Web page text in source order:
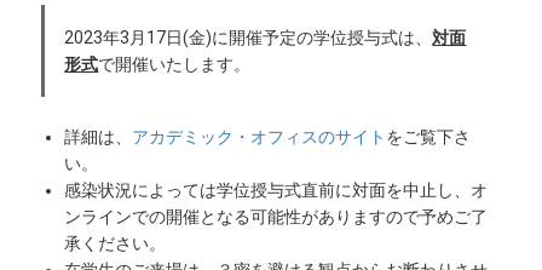
2023年3月17日(金)に開催予定の学位授与式は、対面
形式で開催いたします。
詳細は、 アカデミック・オフィスのサイト をご覧下さ
い。
感染状況によっては学位授与式直前に対面を中止し、オ
ンラインでの開催となる可能性がありますので予めご了
承ください。